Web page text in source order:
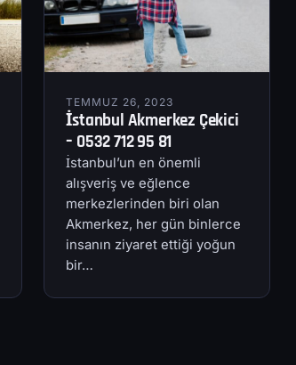
TEMMUZ 26, 2023
İstanbul Akmerkez Çekici
– 0532 712 95 81
İstanbul’un en önemli
alışveriş ve eğlence
merkezlerinden biri olan
Akmerkez, her gün binlerce
insanın ziyaret ettiği yoğun
bir…